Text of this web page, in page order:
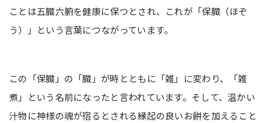
ことは五臓六腑を健康に保つとされ、これが「保臓（ほぞ
う）」という言葉につながっています。
この「保臓」の「臓」が時とともに「雑」に変わり、「雑
煮」という名前になったと言われています。そして、温かい
汁物に神様の魂が宿るとされる縁起の良いお餅を加えること